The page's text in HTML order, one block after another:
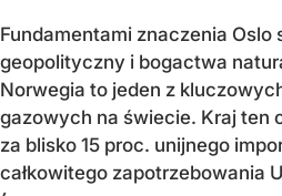
Fundamentami znaczenia Oslo
geopolityczny i bogactwa
Norwegia to jeden z
gazowych na świecie. Kraj ten
za blisko 15 proc. unijnego
całkowitego zapotrzebowania